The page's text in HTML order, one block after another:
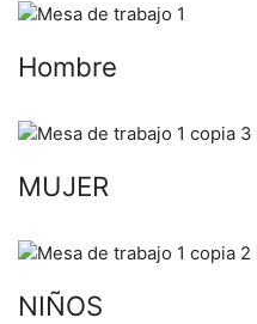
Hombre
MUJER
NIÑOS